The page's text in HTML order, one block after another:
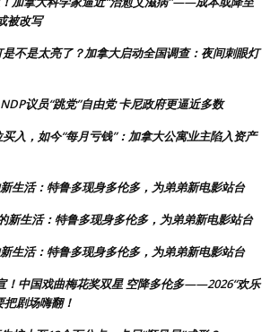
被改写
不是太亮了？加拿大启动全国调查：夜间刺眼灯
议员“跳党”自由党 卡尼政府更逼近多数
入，如今“每月亏钱”：加拿大公寓业主陷入资产
生活：特鲁多现身多伦多，为弟弟新电影站台
新生活：特鲁多现身多伦多，为弟弟新电影站台
生活：特鲁多现身多伦多，为弟弟新电影站台
！中国戏曲梅花奖双星 空降多伦多——2026“欢乐
剧场嗨翻！